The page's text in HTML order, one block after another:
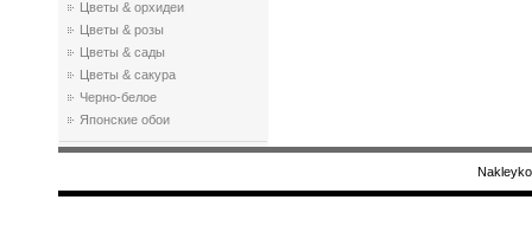
Цветы & орхидеи
Цветы & розы
Цветы & сады
Цветы & сакура
Черно-белое
Японские обои